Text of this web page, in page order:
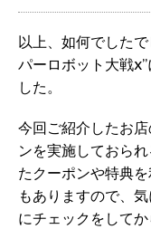
以上、如何でした
パーロボット大戦
した。
今回ご紹介したお
ンを実施しておら
たクーポンや特典
もありますので、
にチェックをして